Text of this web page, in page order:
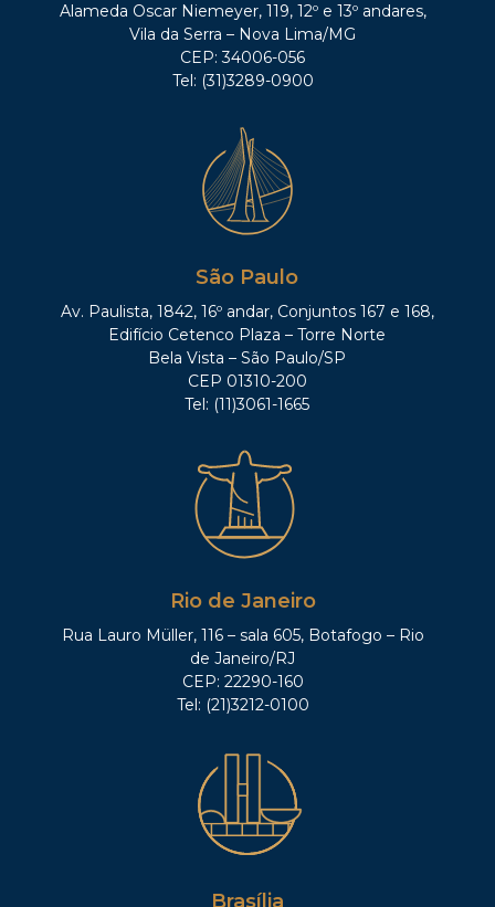
Alameda Oscar Niemeyer, 119, 12º e 13º andares,
Vila da Serra – Nova Lima/MG
CEP: 34006-056
Tel: (31)3289-0900
São Paulo
Av. Paulista, 1842, 16º andar, Conjuntos 167 e 168,
Edifício Cetenco Plaza – Torre Norte
Bela Vista – São Paulo/SP
CEP 01310-200
Tel: (11)3061-1665
Rio de Janeiro
Rua Lauro Müller, 116 – sala 605, Botafogo – Rio
de Janeiro/RJ
CEP: 22290-160
Tel: (21)3212-0100
Brasília